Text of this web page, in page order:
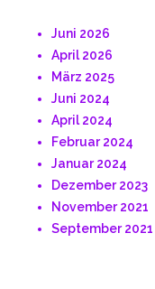
Juni 2026
April 2026
März 2025
Juni 2024
April 2024
Februar 2024
Januar 2024
Dezember 2023
November 2021
September 2021